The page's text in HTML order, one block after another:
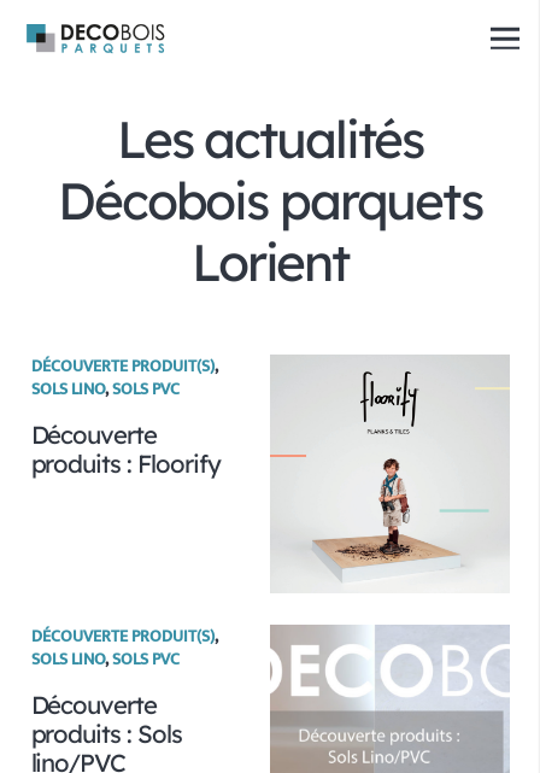
Les actualités
Décobois parquets
Lorient
DÉCOUVERTE PRODUIT(S),
SOLS LINO,SOLS PVC
Découverte
produits : Floorify
DÉCOUVERTE PRODUIT(S),
SOLS LINO,SOLS PVC
Découverte
produits : Sols
lino/PVC